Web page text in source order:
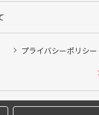
プライバシーポリシー
Copyright ©
ピット作業の予約
希望のクローク契約会員
方はご利用いただけませ